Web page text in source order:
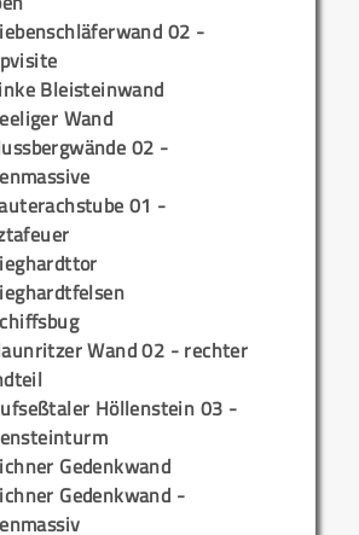
02 -
Bleisteinwand
Wand
02 -
01 -
Wand 02 - rechter
Höllenstein 03 -
Gedenkwand
Gedenkwand -